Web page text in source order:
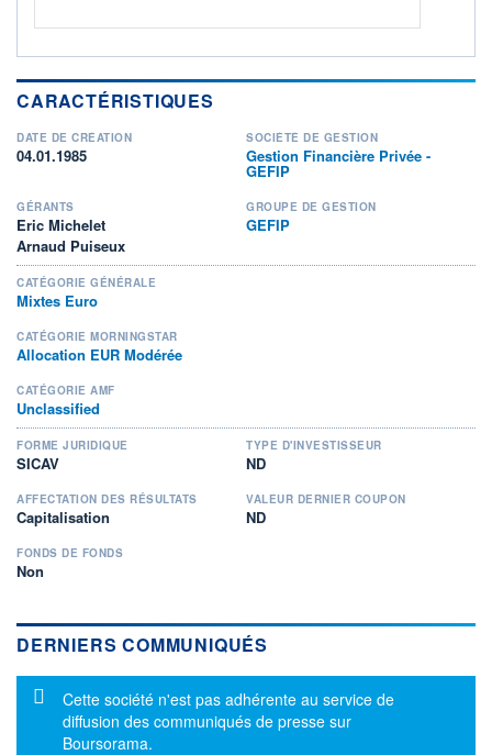
CARACTÉRISTIQUES
DATE DE CRÉATION
04.01.1985
SOCIÉTÉ DE GESTION
Gestion Financière Privée -
GEFIP
GÉRANTS
Eric Michelet
Arnaud Puiseux
GROUPE DE GESTION
GEFIP
CATÉGORIE GÉNÉRALE
Mixtes Euro
CATÉGORIE MORNINGSTAR
Allocation EUR Modérée
CATÉGORIE AMF
Unclassified
FORME JURIDIQUE
SICAV
TYPE D'INVESTISSEUR
ND
AFFECTATION DES RÉSULTATS
Capitalisation
VALEUR DERNIER COUPON
ND
FONDS DE FONDS
Non
DERNIERS COMMUNIQUÉS
Message d'information
Cette société n'est pas adhérente au service de
diffusion des communiqués de presse sur
Boursorama.